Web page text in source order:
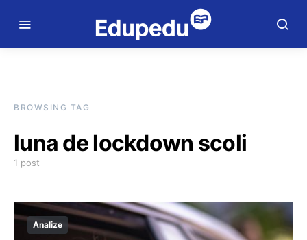
BROWSING TAG
luna de lockdown scoli
1 post
Analize